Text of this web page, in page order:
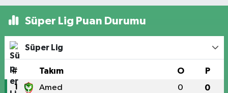
Süper Lig Puan Durumu
Süper Lig
# Takım O P
1 Amed 0 0